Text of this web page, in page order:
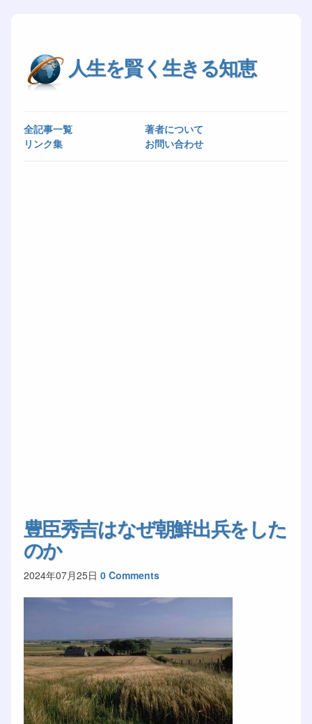
人生を賢く生きる知恵
全記事一覧
著者について
リンク集
お問い合わせ
豊臣秀吉はなぜ朝鮮出兵をした
のか
2024年07月25日 0 Comments